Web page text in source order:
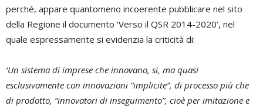
perché, appare quantomeno incoerente pubblicare nel sito
della Regione il documento ‘Verso il QSR 2014-2020’, nel
quale espressamente si evidenzia la criticità di:
‘Un sistema di imprese che innovano, sì, ma quasi
esclusivamente con innovazioni “implicite”, di processo più che
di prodotto, “innovatori di inseguimento”, cioè per imitazione e